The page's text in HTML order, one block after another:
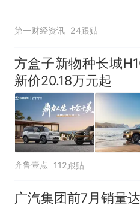
第一财经资讯 24跟贴
方盒子新物种长城
新价20.18万元起
齐鲁壹点 112跟贴
广汽集团前7月销量